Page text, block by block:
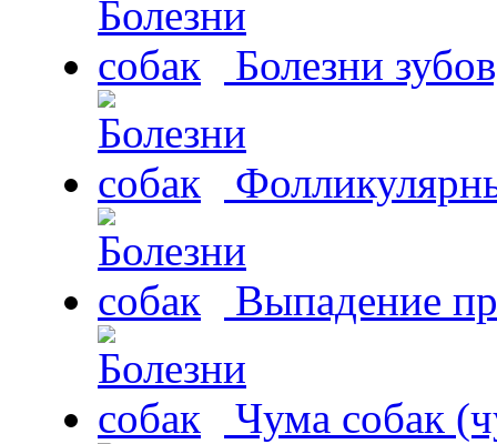
Болезни
Выпадение
Чума собак